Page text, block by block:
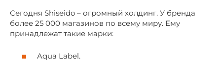
Сегодня Shiseido – огромный холдинг. У бренда
более 25 000 магазинов по всему миру. Ему
принадлежат такие марки:
Aqua Label.